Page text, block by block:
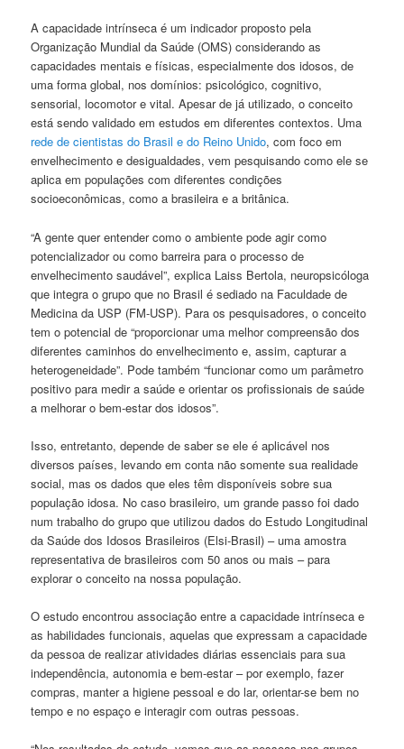
A capacidade intrínseca é um indicador proposto pela
Organização Mundial da Saúde (OMS) considerando as
capacidades mentais e físicas, especialmente dos idosos, de
uma forma global, nos domínios: psicológico, cognitivo,
sensorial, locomotor e vital. Apesar de já utilizado, o conceito
está sendo validado em estudos em diferentes contextos. Uma
rede de cientistas do Brasil e do Reino Unido, com foco em
envelhecimento e desigualdades, vem pesquisando como ele se
aplica em populações com diferentes condições
socioeconômicas, como a brasileira e a britânica.
“A gente quer entender como o ambiente pode agir como
potencializador ou como barreira para o processo de
envelhecimento saudável”, explica Laiss Bertola, neuropsicóloga
que integra o grupo que no Brasil é sediado na Faculdade de
Medicina da USP (FM-USP). Para os pesquisadores, o conceito
tem o potencial de “proporcionar uma melhor compreensão dos
diferentes caminhos do envelhecimento e, assim, capturar a
heterogeneidade”. Pode também “funcionar como um parâmetro
positivo para medir a saúde e orientar os profissionais de saúde
a melhorar o bem-estar dos idosos”.
Isso, entretanto, depende de saber se ele é aplicável nos
diversos países, levando em conta não somente sua realidade
social, mas os dados que eles têm disponíveis sobre sua
população idosa. No caso brasileiro, um grande passo foi dado
num trabalho do grupo que utilizou dados do Estudo Longitudinal
da Saúde dos Idosos Brasileiros (Elsi-Brasil) – uma amostra
representativa de brasileiros com 50 anos ou mais – para
explorar o conceito na nossa população.
O estudo encontrou associação entre a capacidade intrínseca e
as habilidades funcionais, aquelas que expressam a capacidade
da pessoa de realizar atividades diárias essenciais para sua
independência, autonomia e bem-estar – por exemplo, fazer
compras, manter a higiene pessoal e do lar, orientar-se bem no
tempo e no espaço e interagir com outras pessoas.